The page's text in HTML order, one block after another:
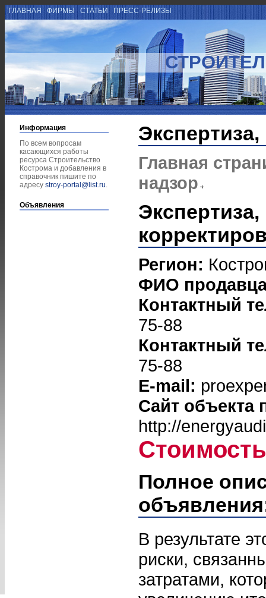
ГЛАВНАЯ ФИРМЫ СТАТЬИ ПРЕСС-РЕЛИЗЫ
Информация
По всем вопросам
касающихся работы
ресурса Строительство
Кострома и добавления в
справочник пишите по
адресу stroy-portal@list.ru.
Объявления
Главная
надзор
Регион:
ФИО
Контактный
75-88
Контактный
75-88
E-mail:
Сайт объекта
http://
Полное
В результате
риски,
затратами,